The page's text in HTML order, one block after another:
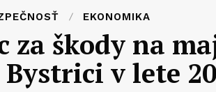
EKONOMIKA
škody na
v lete